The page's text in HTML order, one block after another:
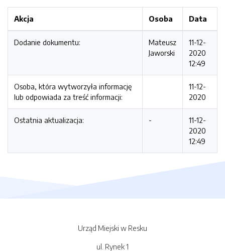
Akcja Osoba Data
Dodanie dokumentu:
Mateusz
Jaworski
11-12-
2020
12:49
Osoba, która wytworzyła informację
lub odpowiada za treść informacji:
11-12-
2020
Ostatnia aktualizacja: -
11-12-
2020
12:49
Urząd Miejski w Resku
ul. Rynek 1